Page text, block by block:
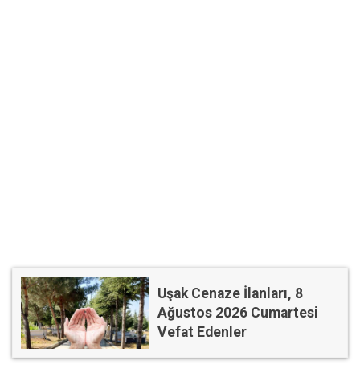
Uşak Cenaze İlanları, 8
Ağustos 2026 Cumartesi
Vefat Edenler